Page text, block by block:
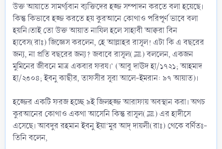
উক্ত আয়াতে সামর্থ্যবান ব্যক্তিদের হজ্জ সম্পাদন করতে বলা হয়েছে।
কিন্তু কিভাবে হজ্জ করতে হয় কুরআনে কোথাও পরিপূর্ণ ভাবে বলা
হয়নি।তাই তো উক্ত আয়াত নাযিল হলে সাহাবী আক্বরা বিন
হাবেস(রাঃ) জিজ্ঞেস করলেন, হে আল্লাহর রাসূল! এটা কি এ বছরের
জন্য, না প্রতি বছরের জন্য? জবাবে রাসূল(ﷺ) বললেন, একজন
মুমিনের জীবনে মাত্র একবার ফরয।’ (আবু দাঊদ হা/১৭২১; আহমাদ
হা/২৩০৪; ইবনু কাছীর, তাফসীর সূরা আলে-ইমরান: ৯৭ আয়াত)।
হজ্জের একটি ফরজ হচ্ছে ৯ই জিলহজ্জ আরাফায় অবস্থান করা। অথচ
কুরআনের কোথাও একথা আসেনি কিন্তু রাসূল(ﷺ) এর হাদীসে
এসেছে। আবদুর রহমান ইবনু ইয়া‘মুর আদ্ দায়লী(রাঃ) থেকে বর্ণিতঃ-
তিনি বলেন,